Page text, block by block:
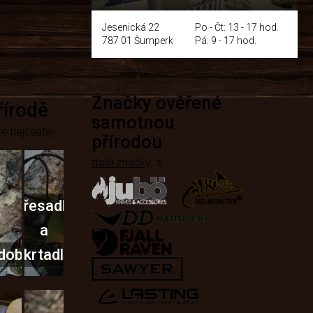
Jesenická 22
787 01 Šumperk
Po - Čt: 13 - 17 hod.
Pá: 9 - 17 hod.
nejčastěji
Křesadla
a
škrtadla
Značky ověřené
samotnou
přírodou
další značky